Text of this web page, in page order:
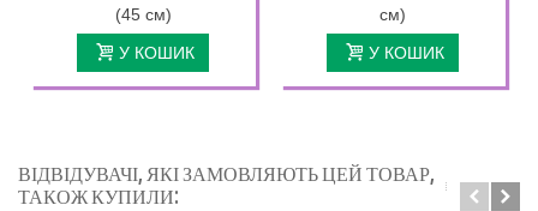
(45 см)
У КОШИК
см)
У КОШИК
ВІДВІДУВАЧІ, ЯКІ ЗАМОВЛЯЮТЬ ЦЕЙ ТОВАР,
ТАКОЖ КУПИЛИ: